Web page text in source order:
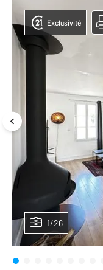
1/26
Exclusivité